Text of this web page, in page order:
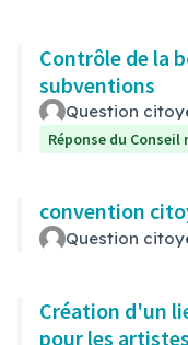
Contrôle de la
subventions
Question
Réponse du
convention
Question
Création d'un
pour les